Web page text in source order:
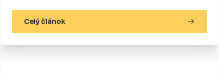
Celý článok